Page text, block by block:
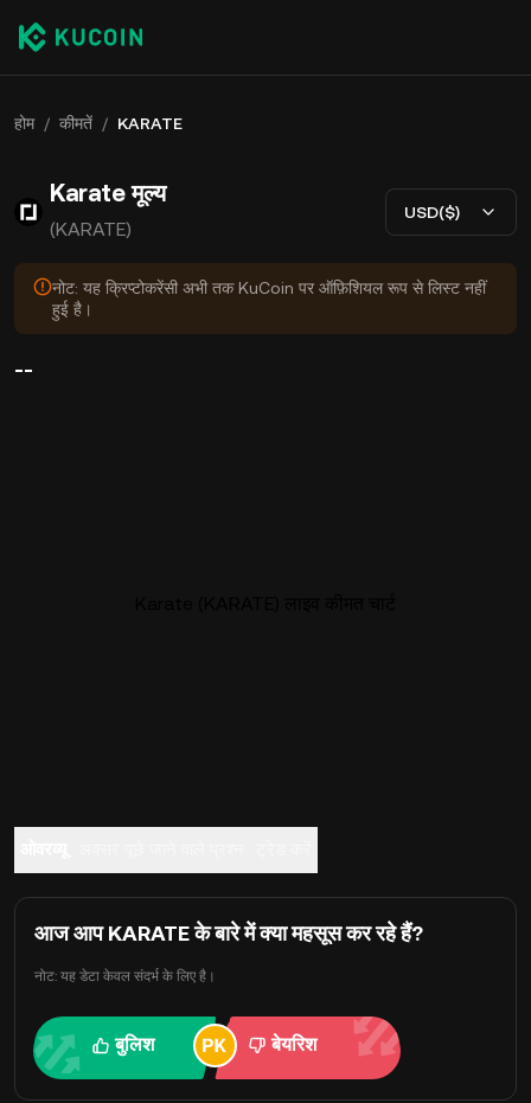
होम / कीमतें / KARATE
Karate मूल्य
(KARATE)
USD($)
नोट: यह क्रिप्टोकरेंसी अभी तक KuCoin पर ऑफ़िशियल रूप से लिस्ट नहीं
हुई है।
--
आज आप KARATE के बारे में क्या महसूस कर रहे हैं?
नोट: यह डेटा केवल संदर्भ के लिए है।
बुलिश बेयरिश